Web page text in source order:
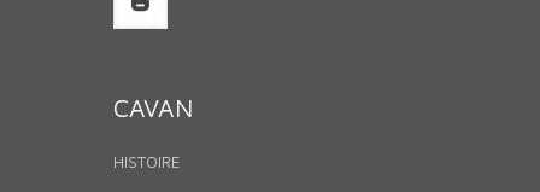
CAVAN
HISTOIRE